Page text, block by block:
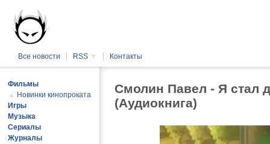
Все новости RSS ▼ Контакты
Смолин Павел - Я стал
(Аудиокнига)
Фильмы
▲ Новинки кинопроката
Игры
Музыка
Сериалы
Журналы